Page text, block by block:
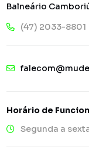
Balneário
(47) 2033-8801
Horário de
Segunda a